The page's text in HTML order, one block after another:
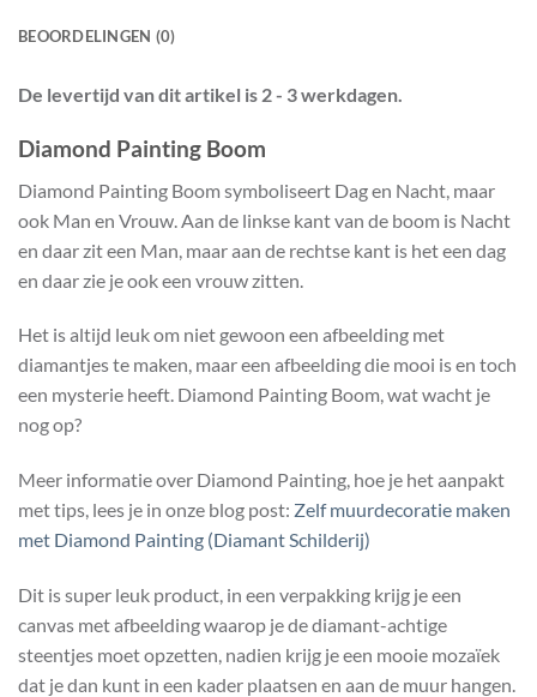
BEOORDELINGEN (0)
De levertijd van dit artikel is 2 - 3 werkdagen.
Diamond Painting Boom
Diamond Painting Boom symboliseert Dag en Nacht, maar
ook Man en Vrouw. Aan de linkse kant van de boom is Nacht
en daar zit een Man, maar aan de rechtse kant is het een dag
en daar zie je ook een vrouw zitten.
Het is altijd leuk om niet gewoon een afbeelding met
diamantjes te maken, maar een afbeelding die mooi is en toch
een mysterie heeft. Diamond Painting Boom, wat wacht je
nog op?
Meer informatie over Diamond Painting, hoe je het aanpakt
met tips, lees je in onze blog post: Zelf muurdecoratie maken
met Diamond Painting (Diamant Schilderij)
Dit is super leuk product, in een verpakking krijg je een
canvas met afbeelding waarop je de diamant-achtige
steentjes moet opzetten, nadien krijg je een mooie mozaïek
dat je dan kunt in een kader plaatsen en aan de muur hangen.